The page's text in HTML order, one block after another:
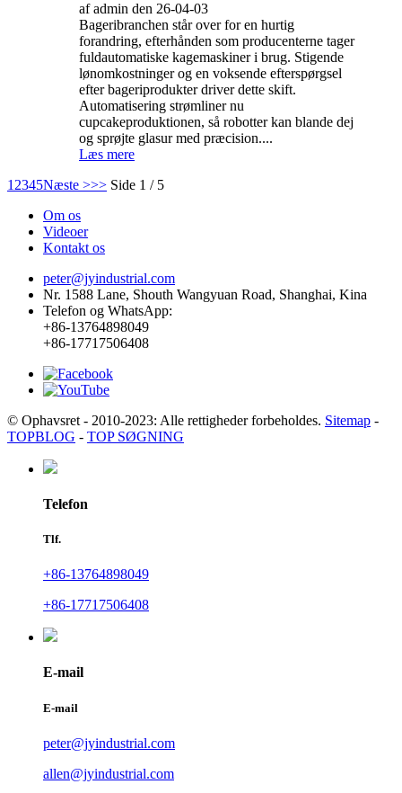
af admin den 26-04-03
Bageribranchen står over for en hurtig
forandring, efterhånden som producenterne tager
fuldautomatiske kagemaskiner i brug. Stigende
lønomkostninger og en voksende efterspørgsel
efter bageriprodukter driver dette skift.
Automatisering strømliner nu
cupcakeproduktionen, så robotter kan blande dej
og sprøjte glasur med præcision....
Læs mere
1 2345Næste >>> Side 1 / 5
Om os
Videoer
Kontakt os
peter@jyindustrial.com
Nr. 1588 Lane, Shouth Wangyuan Road, Shanghai, Kina
Telefon og WhatsApp:
+86-13764898049
+86-17717506408
© Ophavsret - 2010-2023: Alle rettigheder forbeholdes. Sitemap -
TOPBLOG - TOP SØGNING
Telefon
Tlf.
+86-13764898049
+86-17717506408
E-mail
E-mail
peter@jyindustrial.com
allen@jyindustrial.com